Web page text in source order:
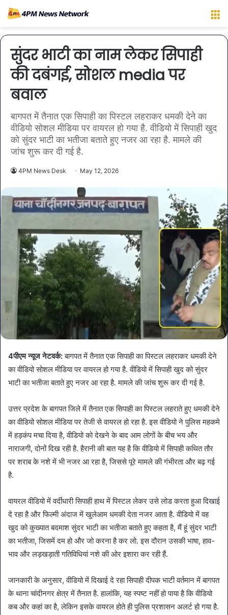
सुंदर भाटी का नाम लेकर सिपाही
की दबंगई, सोशल media पर
बवाल
बागपत में तैनात एक सिपाही का पिस्टल लहराकर धमकी देने का
वीडियो सोशल मीडिया पर वायरल हो गया है. वीडियो में सिपाही खुद
को सुंदर भाटी का भतीजा बताते हुए नजर आ रहा है. मामले की
जांच शुरू कर दी गई है.
4PM News Desk May 12, 2026
4पीएम न्यूज नेटवर्क:बागपत में तैनात एक सिपाही का पिस्टल लहराकर धमकी देने
का वीडियो सोशल मीडिया पर वायरल हो गया है. वीडियो में सिपाही खुद को सुंदर
भाटी का भतीजा बताते हुए नजर आ रहा है. मामले की जांच शुरू कर दी गई है.
उत्तर प्रदेश के बागपत जिले में तैनात एक सिपाही का पिस्टल लहराते हुए धमकी देने
का वीडियो सोशल मीडिया पर तेजी से वायरल हो रहा है. इस वीडियो ने पुलिस महकमे
में हड़कंप मचा दिया है, वीडियो को देखने के बाद आम लोगों के बीच भय और
नाराजगी, दोनों दिख रही है. हैरानी की बात यह है कि वीडियो में सिपाही कथित तौर
पर शराब के नशे में भी नजर आ रहा है, जिससे पूरे मामले की गंभीरता और बढ़ गई
है.
वायरल वीडियो में वर्दीधारी सिपाही हाथ में पिस्टल लेकर उसे लोड करता हुआ दिखाई
दे रहा है और फिल्मी अंदाज में खुलेआम धमकी देता नजर आता है. वीडियो में वह
खुद को कुख्यात बदमाश सुंदर भाटी का भतीजा बताते हुए कहता है, मैं हूं सुंदर भाटी
का भतीजा, जिसमें दम हो और जो करना है कर लो. इस दौरान उसकी भाषा, हाव-
भाव और लड़खड़ाती गतिविधियां नशे की ओर इशारा कर रही हैं.
जानकारी के अनुसार, वीडियो में दिखाई दे रहा सिपाही दीपक भाटी वर्तमान में बागपत
के थाना चांदीनगर क्षेत्र में तैनात है. हालांकि, यह स्पष्ट नहीं हो पाया है कि वीडियो
कब और कहां का है, लेकिन इसके वायरल होते ही पुलिस प्रशासन अलर्ट हो गया है.